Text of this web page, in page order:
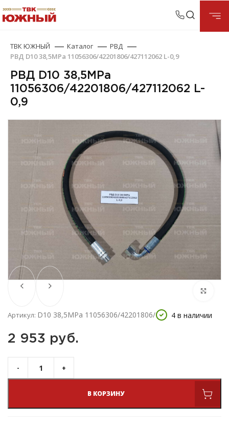
ТВК ЮЖНЫЙ Каталог
РВД
РВД D10 38,5МРа 11056306/42201806/427112062 L-0,9
РВД D10 38,5МРа
11056306/42201806/427112062 L-
0,9
Артикул: D10 38,5МРа 11056306/42201806/ 4 в наличии
2 953 руб.
В КОРЗИНУ